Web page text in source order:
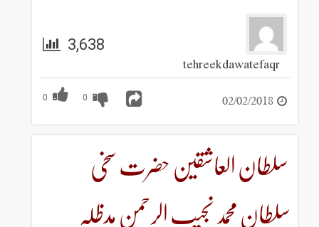
tehreekdawatefaqr
3,638
0 0 02/02/2018
سلطان العاشقین حضرت سخی
سلطان محمد نجیب الرحمن مدظلہ